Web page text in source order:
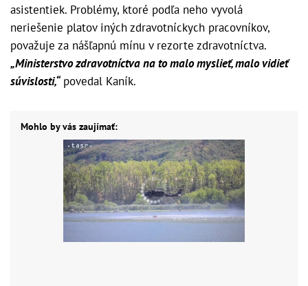
asistentiek. Problémy, ktoré podľa neho vyvolá
neriešenie platov iných zdravotníckych pracovníkov,
považuje za nášľapnú mínu v rezorte zdravotníctva.
„Ministerstvo zdravotníctva na to malo myslieť, malo vidieť
súvislosti,“povedal Kaník.
Mohlo by vás zaujímať: